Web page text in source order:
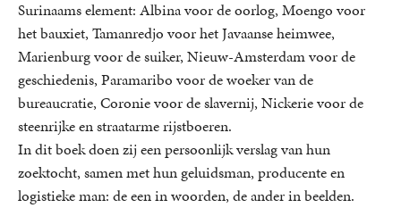
Surinaams element: Albina voor de oorlog, Moengo voor
het bauxiet, Tamanredjo voor het Javaanse heimwee,
Marienburg voor de suiker, Nieuw-Amsterdam voor de
geschiedenis, Paramaribo voor de woeker van de
bureaucratie, Coronie voor de slavernij, Nickerie voor de
steenrijke en straatarme rijstboeren.
In dit boek doen zij een persoonlijk verslag van hun
zoektocht, samen met hun geluidsman, producente en
logistieke man: de een in woorden, de ander in beelden.